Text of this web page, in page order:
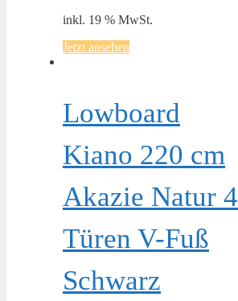
inkl. 19 % MwSt.
Jetzt ansehen
Lowboard
Kiano 220 cm
Akazie Natur 4
Türen V-Fuß
Schwarz